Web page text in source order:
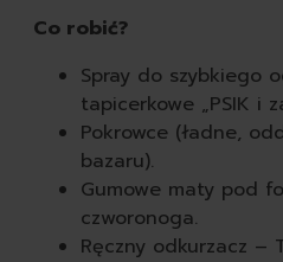
Co robić?
Spray do szybkiego
tapicerkowe „PSIK i
Pokrowce (ładne,
bazaru).
Gumowe maty pod
czworonoga.
Ręczny odkurzacz –